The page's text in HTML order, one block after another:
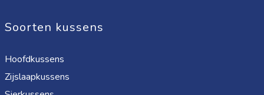
Soorten kussens
Hoofdkussens
Zijslaapkussens